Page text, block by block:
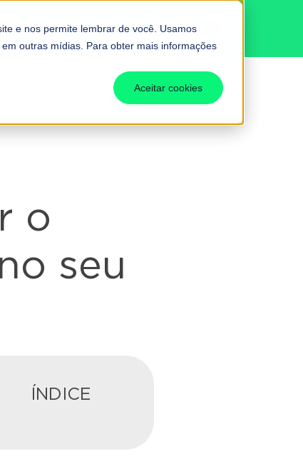
e nos permite lembrar de você. Usamos
outras mídias. Para obter mais informações
Aceitar cookies
Fale conosco
o
seu
ÍNDICE